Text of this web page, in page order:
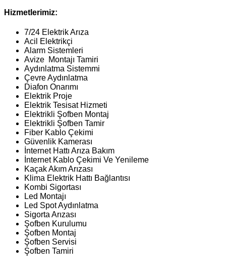
Hizmetlerimiz:
7/24 Elektrik Arıza
Acil Elektrikçi
Alarm Sistemleri
Avize Montajı Tamiri
Aydınlatma Sistemmi
Çevre Aydınlatma
Diafon Onarımı
Elektrik Proje
Elektrik Tesisat Hizmeti
Elektrikli Şofben Montaj
Elektrikli Şofben Tamir
Fiber Kablo Çekimi
Güvenlik Kamerası
İnternet Hattı Arıza Bakım
İnternet Kablo Çekimi Ve Yenileme
Kaçak Akım Arızası
Klima Elektrik Hattı Bağlantısı
Kombi Sigortası
Led Montajı
Led Spot Aydınlatma
Sigorta Arızası
Şofben Kurulumu
Şofben Montaj
Şofben Servisi
Şofben Tamiri